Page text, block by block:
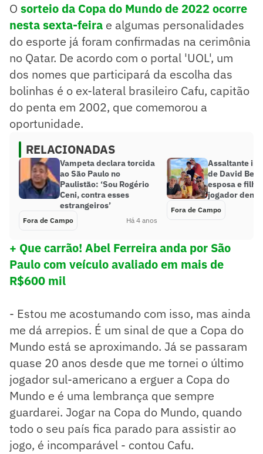
O sorteio da Copa do Mundo de 2022 ocorre
nesta sexta-feira e algumas personalidades
do esporte já foram confirmadas na cerimônia
no Qatar. De acordo com o portal 'UOL', um
dos nomes que participará da escolha das
bolinhas é o ex-lateral brasileiro Cafu, capitão
do penta em 2002, que comemorou a
oportunidade.
RELACIONADAS
Vampeta declara torcida
ao São Paulo no
Paulistão: ‘Sou Rogério
Ceni, contra esses
estrangeiros’
Fora de Campo Há 4 anos
Assaltante
de David
esposa e filha
jogador
Fora de Campo
+ Que carrão! Abel Ferreira anda por São
Paulo com veículo avaliado em mais de
R$600 mil
- Estou me acostumando com isso, mas ainda
me dá arrepios. É um sinal de que a Copa do
Mundo está se aproximando. Já se passaram
quase 20 anos desde que me tornei o último
jogador sul-americano a erguer a Copa do
Mundo e é uma lembrança que sempre
guardarei. Jogar na Copa do Mundo, quando
todo o seu país fica parado para assistir ao
jogo, é incomparável - contou Cafu.